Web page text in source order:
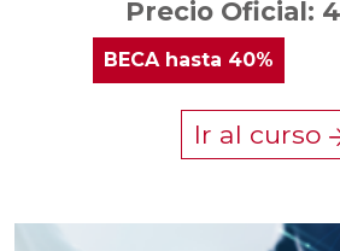
Precio Oficial:
BECAhasta 40%
Ir al curso